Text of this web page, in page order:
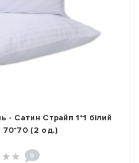
- Сатин Страйп 1*1 білий
70*70 (2 од.)
0